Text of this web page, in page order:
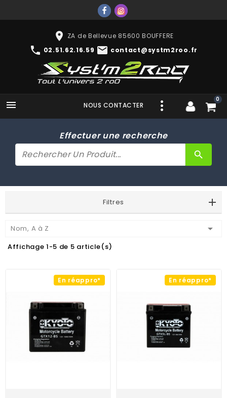
place ZA de Bellevue 85600 BOUFFERE
phone 02.51.62.16.59 mail contact@systm2roo.fr
 0
NOUS CONTACTER
Effectuer une recherche
search
Filtres
Nom, A à Z 
Affichage 1-5 de 5 article(s)
En réappro* En réappro*